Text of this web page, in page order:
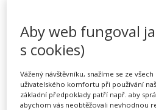
pedagogické
(webinář)
Aby web fungoval
s cookies)
Vážený návštěvníku, snažíme se ze
uživatelského komfortu při používání
základní předpoklady patří např. aby
abychom vás neobtěžovali nevhodnou